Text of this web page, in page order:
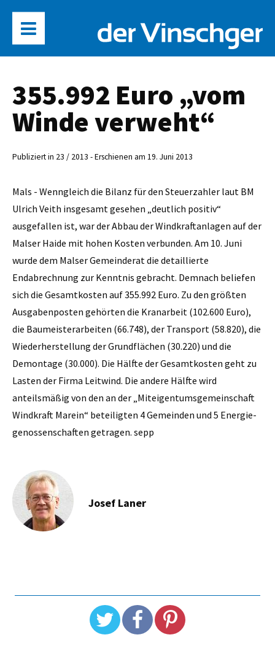
355.992 Euro „vom
Winde verweht“
Publiziert in 23 / 2013 - Erschienen am 19. Juni 2013
Mals - Wenngleich die Bilanz für den Steuerzahler laut BM
Ulrich Veith insgesamt gesehen „deutlich positiv“
ausgefallen ist, war der Abbau der Windkraftanlagen auf der
Malser Haide mit hohen Kosten verbunden. Am 10. Juni
wurde dem Malser Gemeinderat die detaillierte
Endabrechnung zur Kenntnis gebracht. Demnach beliefen
sich die Gesamtkosten auf 355.992 Euro. Zu den größten
Ausgabenposten gehörten die Kranarbeit (102.600 Euro),
die Baumeisterarbeiten (66.748), der Transport (58.820), die
Wiederherstellung der Grundflächen (30.220) und die
Demontage (30.000). Die Hälfte der Gesamtkosten geht zu
Lasten der ­Firma Leitwind. Die andere Hälfte wird
anteilsmäßig von den an der „Miteigentumsgemeinschaft
Windkraft Marein“ beteiligten 4 Gemeinden und 5 Energie­
genossenschaften getragen. sepp
Josef Laner